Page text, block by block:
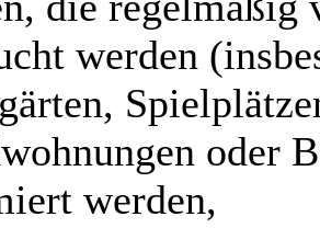
werden
oder
werden,